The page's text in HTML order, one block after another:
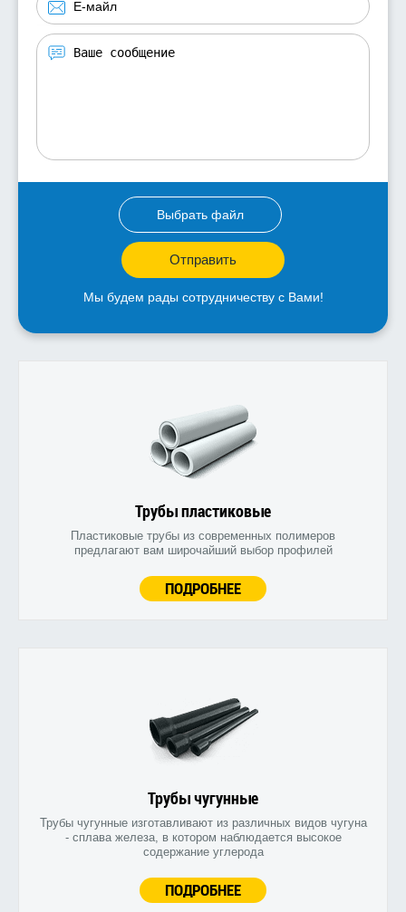
Выбрать файл
Отправить
Мы будем рады сотрудничеству с Вами!
Трубы пластиковые
Пластиковые трубы из современных полимеров
предлагают вам широчайший выбор профилей
ПОДРОБНЕЕ
Трубы чугунные
Трубы чугунные изготавливают из различных видов чугуна
- сплава железа, в котором наблюдается высокое
содержание углерода
ПОДРОБНЕЕ